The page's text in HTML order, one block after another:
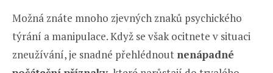
Možná znáte mnoho zjevných znaků psychického
týrání a manipulace. Když se však ocitnete v situaci
zneužívání, je snadné přehlédnout nenápadné